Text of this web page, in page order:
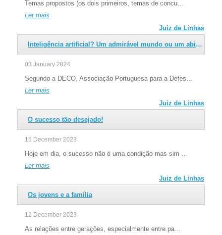
Um vírus desconhecido
Trouxe insegurança e medo
E um continuar incerto
9 melhores projetos entre as duas dezenas que foram submetidas a
concurso, é...
Erasmus+
Temas propostos (os dois primeiros, temas de concu...
Ler mais
Juiz de Linhas
Inteligência artificial? Um admirável mundo ou um abismo a evitar?
03 January 2024
Segundo a DECO, Associação Portuguesa para a Defes...
Ler mais
Juiz de Linhas
O sucesso tão desejado!
15 December 2023
Hoje em dia, o sucesso não é uma condição mas sim ...
Ler mais
Juiz de Linhas
Os jovens e a família
12 December 2023
As relações entre gerações, especialmente entre pa...